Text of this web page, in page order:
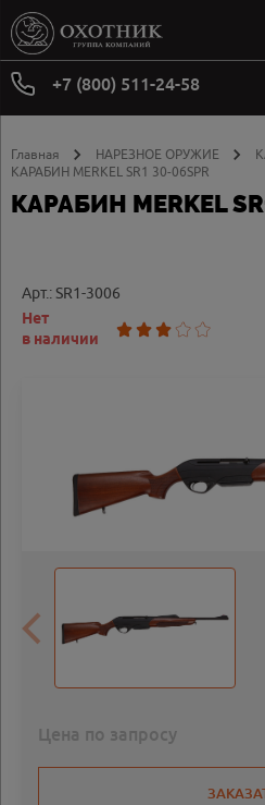
+7 (800) 511-24-58
Главная НАРЕЗНОЕ ОРУЖИЕ
КАРАБИН MERKEL SR1 30-06SPR
КАРАБИН MERKEL
Арт.: SR1-3006
Нет
в наличии
Цена по запросу